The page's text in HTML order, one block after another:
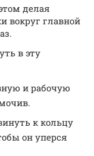
делая
вокруг главной
в эту
и рабочую
к кольцу
он уперся